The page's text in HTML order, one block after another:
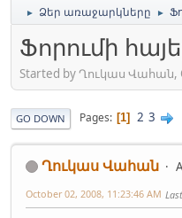
► Ձեր առաջարկները ►
Ֆորումի
Started by Ղուկաս Վահան,
GO DOWN Pages 1 2 3
Ղուկաս Վահան
October 02, 2008, 11:23:46 AM